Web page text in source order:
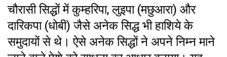
चौरासी सिद्धों में कुम्हरिपा, लुइपा (मछुआरा) और
दारिकपा (धोबी) जैसे अनेक सिद्ध भी हाशिये के
समुदायों से थे। ऐसे अनेक सिद्धों ने अपने निम्न माने